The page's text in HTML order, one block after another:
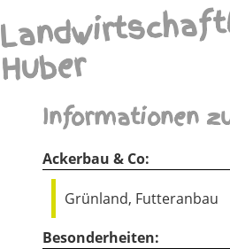
Huber
Informationen
Ackerbau & Co:
Grünland, Futteranbau
Besonderheiten: